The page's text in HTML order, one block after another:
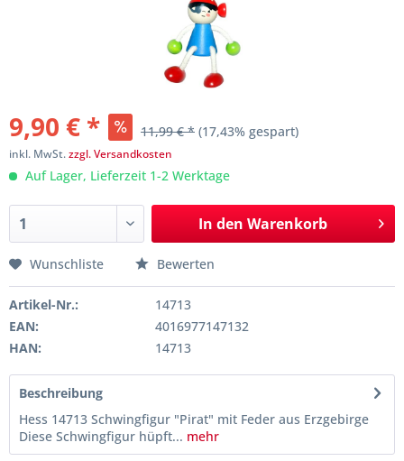
9,90 € * 11,99 € * (17,43% gespart)
inkl. MwSt.zzgl. Versandkosten
Auf Lager, Lieferzeit 1-2 Werktage
In den Warenkorb
Wunschliste Bewerten
Artikel-Nr.:
14713
EAN:
4016977147132
HAN:
14713
Beschreibung
Hess 14713 Schwingfigur "Pirat" mit Feder aus Erzgebirge
Diese Schwingfigur hüpft... mehr